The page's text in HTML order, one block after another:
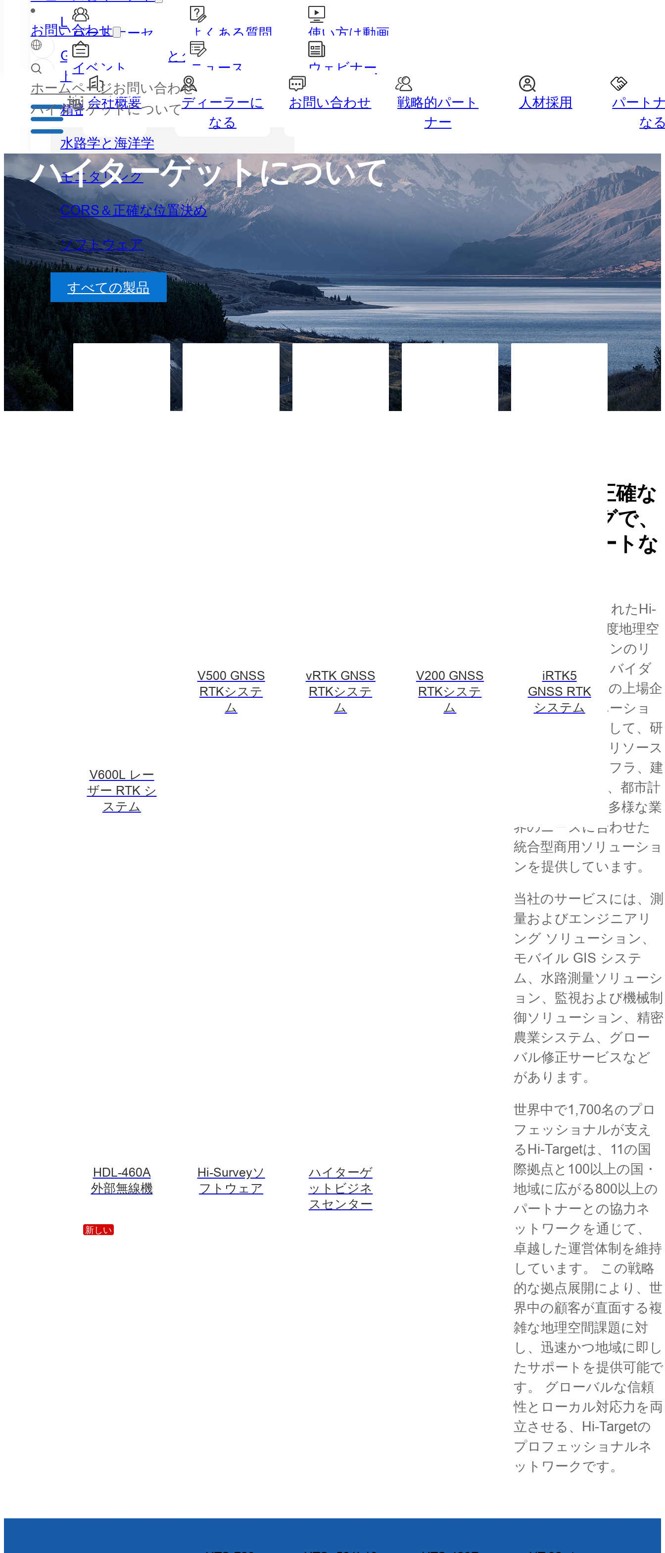
LiDAR
GISハンドヘルドとタブレッ
ト
精密農業
水路学と海洋学
モニタリング
CORS＆正確な位置決め
ソフトウェア
すべての製品
V600L レー
ザー RTK シ
ステム
V500 GNSS
RTKシステ
ム
vRTK GNSS
RTKシステ
ム
V200 GNSS
RTKシステ
ム
iRTK5
GNSS RTK
システム
HDL-460A
外部無線機
Hi-Surveyソ
フトウェア
ハイターゲ
ットビジネ
スセンター
新しい
地理空間 水路測量 農業
パートナーセ
ンター
よくある質問
使い方は動画
で
イベント ニュース ウェビナー
お問い合わせ
会社概要
ディーラーに
なる
お問い合わせ
戦略的パート
ナー
人材採用
パート
な
パートナーセンター
ホームページお問い合わせ
ハイターゲットについて
ハイターゲットについて
精密かつ正確な
マッピングで、
よりスマートな
1999年に設立されたHi-
Targetは、高精度地理空
間ソリューションのリ
ーディングプロバイダ
ーであり、中国の上場企
業です。イノベーショ
ン主導の企業として、研
究開発に多大なリソース
を投入し、インフラ、建
設、農業、海洋、都市計
画、鉱業など、多様な業
界のニーズに合わせた
統合型商用ソリューショ
ンを提供しています。
当社のサービスには、測
量およびエンジニアリ
ング ソリューション、
モバイル GIS システ
ム、水路測量ソリューシ
ョン、監視および機械制
御ソリューション、精密
農業システム、グロー
バル修正サービスなど
があります。
世界中で1,700名のプロ
フェッショナルが支え
るHi-Targetは、11の国
際拠点と100以上の国・
地域に広がる800以上の
パートナーとの協力ネ
ットワークを通じて、
卓越した運営体制を維持
しています。 この戦略
的な拠点展開により、世
界中の顧客が直面する複
雑な地理空間課題に対
し、迅速かつ地域に即し
たサポートを提供可能で
す。 グローバルな信頼
性とローカル対応力を両
立させる、Hi-Targetの
プロフェッショナルネ
ットワークです。